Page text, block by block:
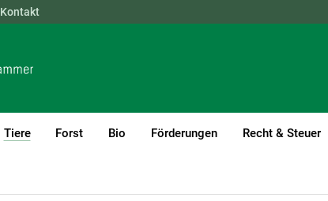
KTN NÖ
Kontakt
Tiere
(current)1
Forst Bio Förderungen Recht & Steuer